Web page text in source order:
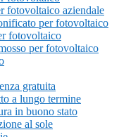
fotovoltaico aziendale
per fotovoltaico
fotovoltaico
per fotovoltaico
gratuita
a lungo termine
in buono stato
al sole